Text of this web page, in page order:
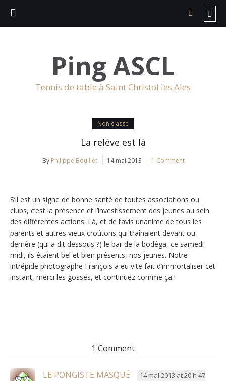
Ping ASCL
Tennis de table à Saint Christol les Ales
Non classé
La relève est là
By Philippe Bouillet 14 mai 2013 1 Comment
S’il est un signe de bonne santé de toutes associations ou
clubs, c’est la présence et l’investissement des jeunes au sein
des différentes actions. Là, et de l’avis unanime de tous les
parents et autres vieux croûtons qui traînaient devant ou
derrière (qui a dit dessous ?) le bar de la bodéga, ce samedi
midi, ils étaient bel et bien présents, nos jeunes. Notre
intrépide photographe François a eu vite fait d’immortaliser cet
instant, merci les gosses, et continuez comme ça !
1 Comment
LE PONGISTE MASQUÉ
14 mai 2013 at 20 h 47